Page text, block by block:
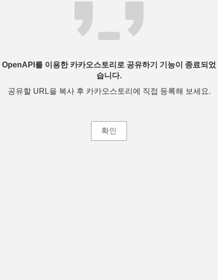
OpenAPI를 이용한 카카오스토리로 공유하기 기능이 종료되었
습니다.
공유할 URL을 복사 후 카카오스토리에 직접 등록해 보세요.
확인